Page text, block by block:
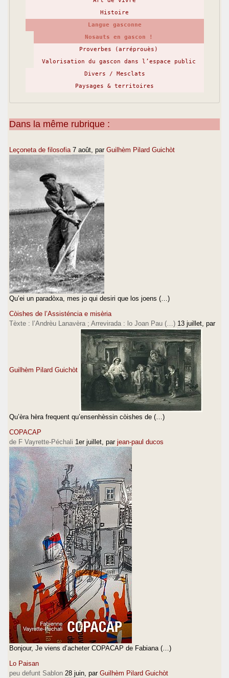
Histoire
Langue gasconne
Nosauts en gascon !
Proverbes (arréprouès)
Valorisation du gascon dans l’espace public
Divers / Mesclats
Paysages & territoires
Dans la même rubrique :
Leçoneta de filosofia 7 août, par Guilhèm Pilard Guichòt
Qu’ei un paradòxa, mes jo qui desiri que los joens (…)
Còishes de l’Assisténcia e misèria
Tèxte : l’Andrèu Lanavèra ; Arrevirada : lo Joan Pau (…) 13 juillet, par
Guilhèm Pilard Guichòt
Qu’èra hèra frequent qu’ensenhèssin còishes de (…)
COPACAP
de F Vayrette-Péchali 1er juillet, par jean-paul ducos
Bonjour, Je viens d’acheter COPACAP de Fabiana (…)
Lo Paisan
peu defunt Sablon 28 juin, par Guilhèm Pilard Guichòt